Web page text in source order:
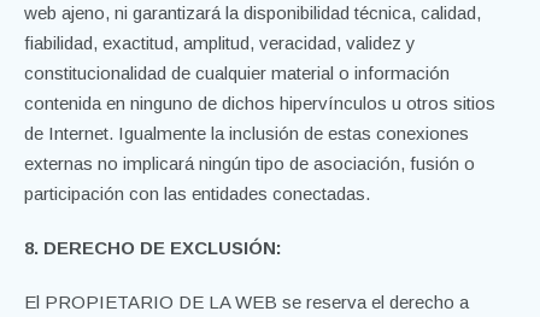
web ajeno, ni garantizará la disponibilidad técnica, calidad,
fiabilidad, exactitud, amplitud, veracidad, validez y
constitucionalidad de cualquier material o información
contenida en ninguno de dichos hipervínculos u otros sitios
de Internet. Igualmente la inclusión de estas conexiones
externas no implicará ningún tipo de asociación, fusión o
participación con las entidades conectadas.
8. DERECHO DE EXCLUSIÓN:
El PROPIETARIO DE LA WEB se reserva el derecho a